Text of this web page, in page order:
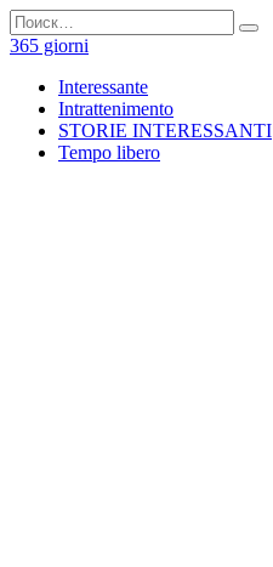
Перейти
к
содержанию
Search
for:
365 giorni
Interessante
Intrattenimento
STORIE INTERESSANTI
Tempo libero